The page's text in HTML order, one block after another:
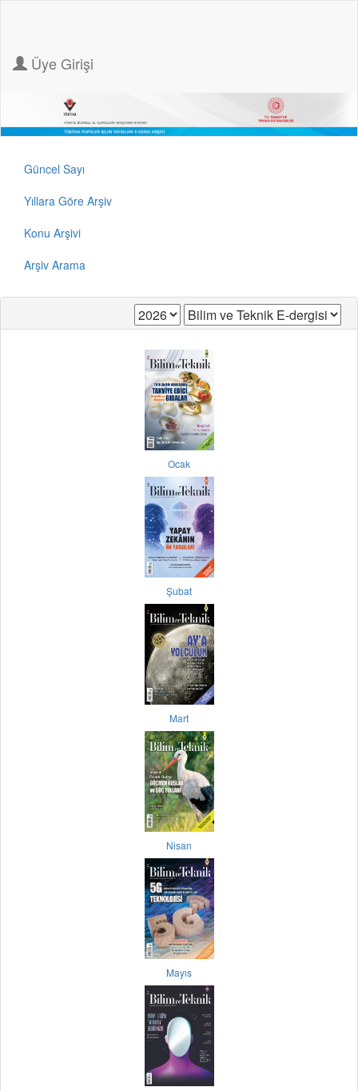
Üye Girişi
Güncel Sayı
Yıllara Göre Arşiv
Konu Arşivi
Arşiv Arama
Ocak
Şubat
Mart
Nisan
Mayıs